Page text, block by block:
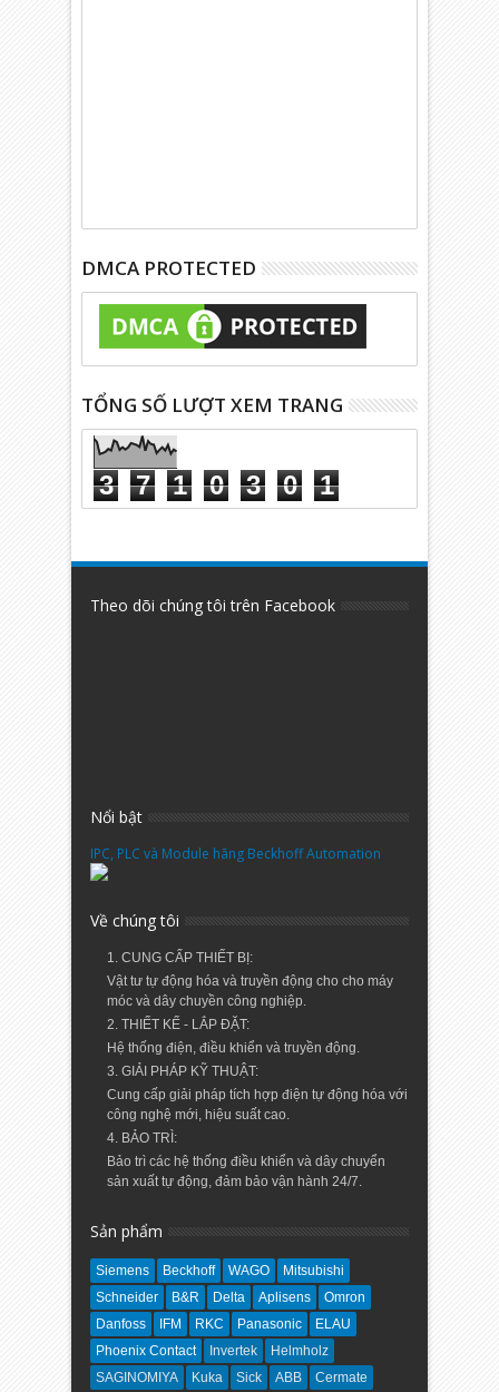
DMCA PROTECTED
TỔNG SỐ LƯỢT XEM TRANG
3 7 1 0 3 0 1
Theo dõi chúng tôi trên Facebook
Nổi bật
IPC, PLC và Module hãng Beckhoff Automation
Về chúng tôi
1. CUNG CẤP THIẾT BỊ:
Vật tư tự động hóa và truyền động cho cho máy
móc và dây chuyền công nghiệp.
2. THIẾT KẾ - LẮP ĐẶT:
Hệ thống điện, điều khiển và truyền động.
3. GIẢI PHÁP KỸ THUẬT:
Cung cấp giải pháp tích hợp điện tự động hóa với
công nghệ mới, hiệu suất cao.
4. BẢO TRÌ:
Bảo trì các hệ thống điều khiển và dây chuyển
sản xuất tự động, đảm bảo vận hành 24/7.
Sản phẩm
Siemens Beckhoff WAGO
Mitsubishi
Schneider
B&R Delta Aplisens
Omron
Danfoss
IFM RKC Panasonic
ELAU
Phoenix Contact
Invertek
Helmholz
SAGINOMIYA
Kuka Sick ABB Cermate